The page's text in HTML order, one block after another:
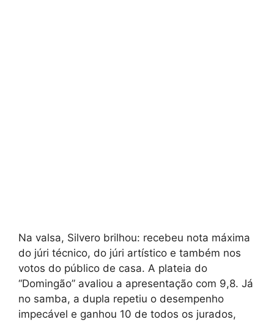
Na valsa, Silvero brilhou: recebeu nota máxima
do júri técnico, do júri artístico e também nos
votos do público de casa. A plateia do
“Domingão” avaliou a apresentação com 9,8. Já
no samba, a dupla repetiu o desempenho
impecável e ganhou 10 de todos os jurados,